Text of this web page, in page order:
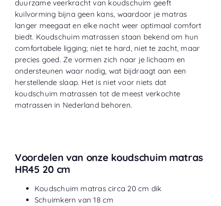
duurzame veerkracht van koudschuim geeft
kuilvorming bijna geen kans, waardoor je matras
langer meegaat en elke nacht weer optimaal comfort
biedt. Koudschuim matrassen staan bekend om hun
comfortabele ligging; niet te hard, niet te zacht, maar
precies goed. Ze vormen zich naar je lichaam en
ondersteunen waar nodig, wat bijdraagt aan een
herstellende slaap. Het is niet voor niets dat
koudschuim matrassen tot de meest verkochte
matrassen in Nederland behoren.
Voordelen van onze koudschuim matras
HR45 20 cm
Koudschuim matras circa 20 cm dik
Schuimkern van 18 cm